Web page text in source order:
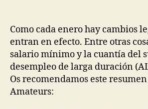
Como cada enero hay cambios
entran en efecto. Entre otras
salario mínimo y la cuantía del
desempleo de larga duración
Os recomendamos este
Amateurs: